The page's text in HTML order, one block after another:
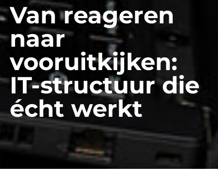
Van reageren
naar
vooruitkijken:
IT-structuur die
écht werkt